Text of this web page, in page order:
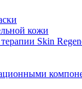
кожи
Skin